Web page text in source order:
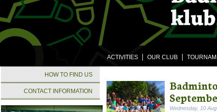
ACTIVITIES OUR CLUB
HOW TO FIND US
CONTACT INFORMATION
Wednesday, 10